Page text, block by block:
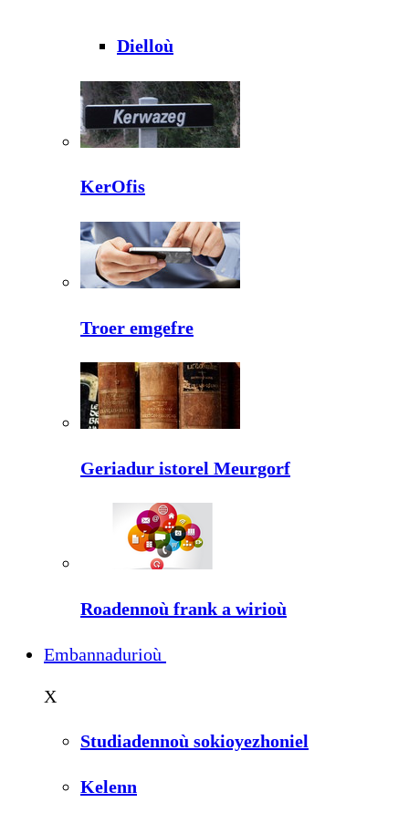
Dielloù
KerOfis
Troer emgefre
Geriadur istorel Meurgorf
Roadennoù frank a wirioù
Embannadurioù
X
Studiadennoù sokioyezhoniel
Kelenn